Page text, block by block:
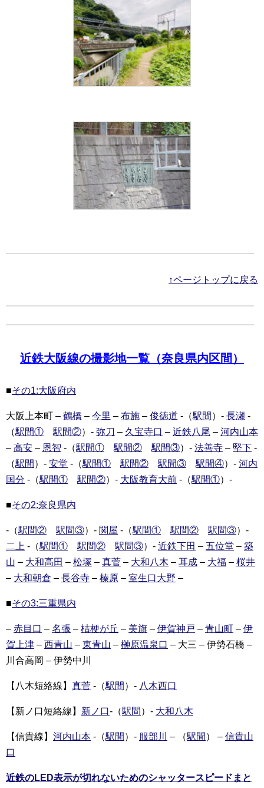
↑ページトップに戻る
近鉄大阪線の撮影地一覧（奈良県内区間）
■その1:大阪府内
大阪上本町 – 鶴橋 – 今里 – 布施 – 俊徳道 -（駅間 ）- 長瀬 -
（駅間① 駅間②）- 弥刀 – 久宝寺口 – 近鉄八尾 – 河内山本
– 高安 – 恩智 -（駅間① 駅間② 駅間③）- 法善寺 – 堅下 -
（駅間 ）- 安堂 -（駅間① 駅間② 駅間③ 駅間④）- 河内
国分 -（駅間① 駅間②）- 大阪教育大前 -（駅間①）-
■その2:奈良県内
-（駅間② 駅間③）- 関屋 -（駅間① 駅間② 駅間③）-
二上 -（駅間① 駅間② 駅間③）- 近鉄下田 – 五位堂 – 築
山 – 大和高田 – 松塚 – 真菅 – 大和八木 – 耳成 – 大福 – 桜井
– 大和朝倉 – 長谷寺 – 榛原 – 室生口大野 –
■その3:三重県内
– 赤目口 – 名張 – 桔梗が丘 – 美旗 – 伊賀神戸 – 青山町 – 伊
賀上津 – 西青山 – 東青山 – 榊原温泉口 – 大三 – 伊勢石橋 –
川合高岡 – 伊勢中川
【八木短絡線】 真菅 -（駅間 ）- 八木西口
【新ノ口短絡線】 新ノ口-（駅間 ）- 大和八木
【信貴線】 河内山本 -（駅間 ）- 服部川 – （駅間 ） – 信貴山
口
近鉄のLED表示が切れないためのシャッタースピードまと